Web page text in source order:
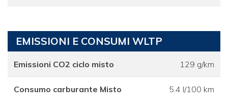
EMISSIONI E CONSUMI WLTP
Emissioni CO2 ciclo misto 129 g/km
Consumo carburante Misto 5.4 l/100 km